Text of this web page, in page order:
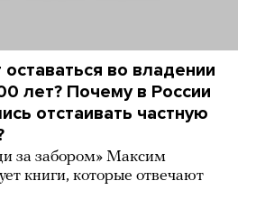
во владении
лет? Почему в России
отстаивать частную
за забором» Максим
книги, которые отвечают